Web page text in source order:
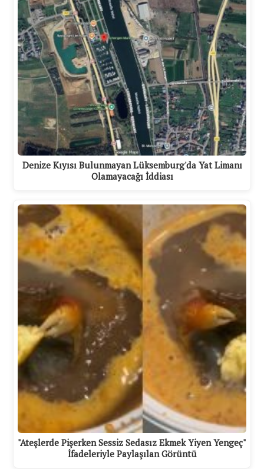
Denize Kıyısı Bulunmayan Lüksemburg'da Yat Limanı
Olamayacağı İddiası
"Ateşlerde Pişerken Sessiz Sedasız Ekmek Yiyen Yengeç"
İfadeleriyle Paylaşılan Görüntü